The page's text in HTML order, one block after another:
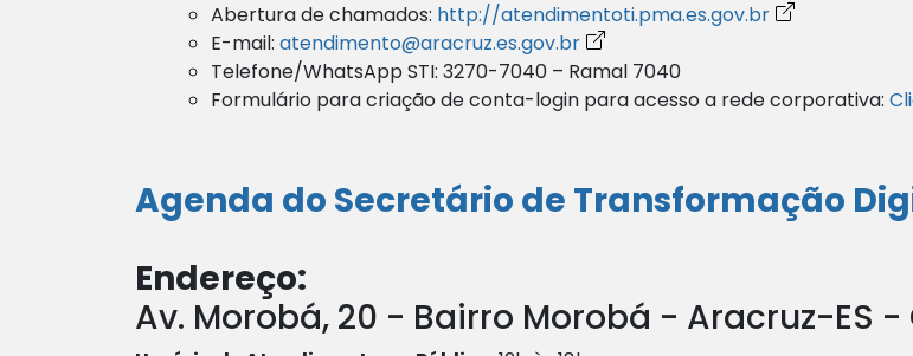
Abertura de chamados: http://atendimentoti.pma.es.gov.br
E-mail: atendimento@aracruz.es.gov.br
Telefone/WhatsApp STI: 3270-7040 – Ramal 7040
Formulário para criação de conta-login para acesso a rede corporativa:
Agenda do Secretário de Transformação
Endereço:
Av. Morobá, 20 - Bairro Morobá - Aracruz-ES -